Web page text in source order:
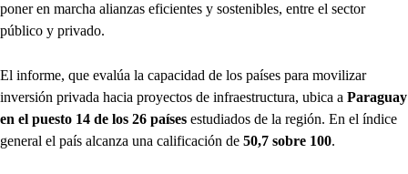
poner en marcha alianzas eficientes y sostenibles, entre el sector
público y privado.
El informe, que evalúa la capacidad de los países para movilizar
inversión privada hacia proyectos de infraestructura, ubica a Paraguay
en el puesto 14 de los 26 países estudiados de la región. En el índice
general el país alcanza una calificación de 50,7 sobre 100.